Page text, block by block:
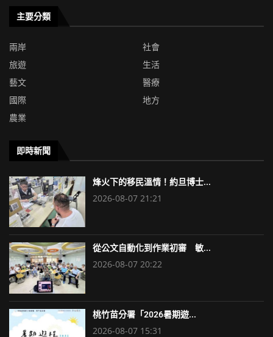
主要分類
兩岸
社會
旅遊
生活
藝文
醫療
國際
地方
農業
即時新聞
烽火下的移民溫情！約旦博士...
2026-08-07 21:21
從公文自動化到作業初審 敏...
2026-08-07 20:22
桃竹苗分署「2026暑期遊...
2026-08-07 15:31